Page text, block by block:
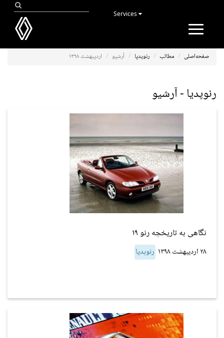
Toggle
صفحه‌اصلی مطالب رنوپدیا آرشیو اردیبهشت ۱۳۹۸
رنوپدیا - آرشیو
نگاهی به تاریخچه رنو ۱۹
۲۸ اردیبهشت ۱۳۹۸ رنوپدیا